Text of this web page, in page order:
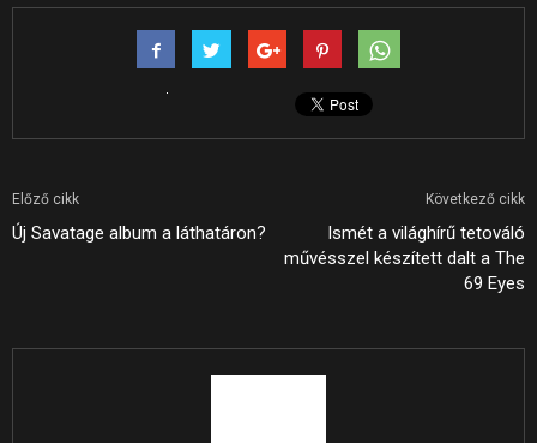
Előző cikk
Új Savatage album a láthatáron?
Következő cikk
Ismét a világhírű tetováló
művésszel készített dalt a The
69 Eyes